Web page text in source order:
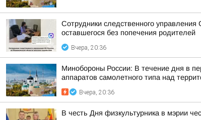
Сотрудники следственного
оставшегося без попечения родителей
Вчера, 20:36
Минобороны России: В течение дня в
аппаратов самолетного типа над
Вчера, 20:36
В честь Дня физкультурника в мэрии